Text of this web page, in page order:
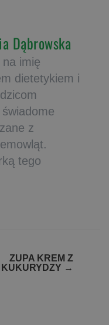
Dąbrowska
imię
dietetykiem i
z
tego
ZUPA KREM Z
KUKURYDZY →